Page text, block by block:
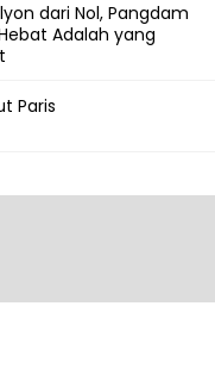
dari Nol, Pangdam
Adalah yang
Paris